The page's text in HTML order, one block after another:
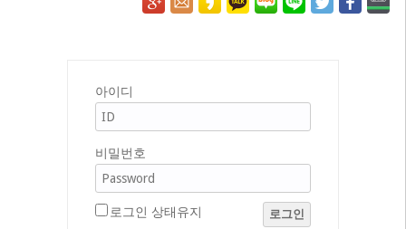
아이디
비밀번호
로그인 상태유지 로그인